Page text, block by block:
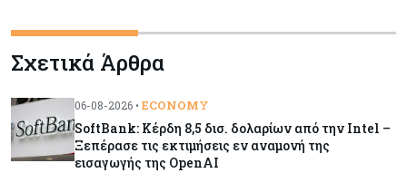
Warner Bros: "Φρένο" στα έσοδα εξαιτίας των
απουσίας του NBA
Banking 06-08-2026
Σχετικά Άρθρα
06-08-2026 • ECONOMY
SoftBank: Κέρδη 8,5 δισ. δολαρίων από την Intel –
Ξεπέρασε τις εκτιμήσεις εν αναμονή της
εισαγωγής της OpenAI